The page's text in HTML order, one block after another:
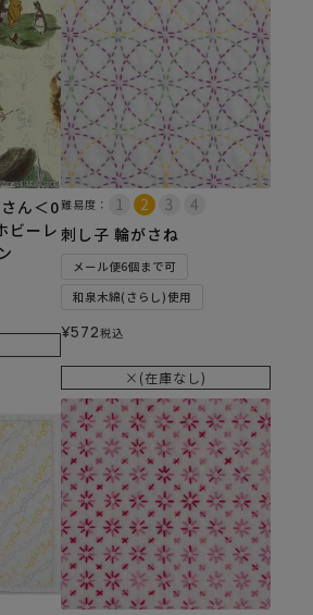
ん＜0
ビーレ
難易度：
刺し子 輪がさね
メール便6個まで可
和泉木綿(さらし)使用
¥572税込
×(在庫なし)